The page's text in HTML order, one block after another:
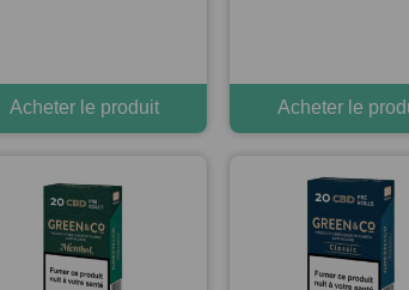
Acheter le produit Acheter le